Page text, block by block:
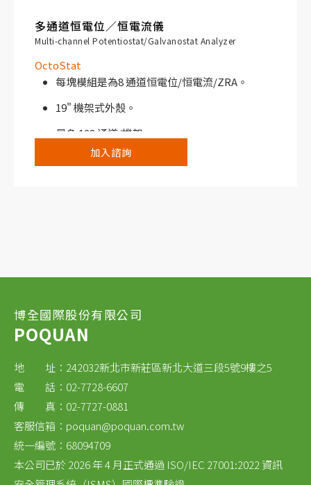
多通道恒電位／恒電流儀
Multi-channel Potentiostat/Galvanostat Analyzer
OctoStat
每塊模組是為8 通道恒電位/恒電流/ZRA。
19" 機架式外殼。
最多 128 通道/機架。
經濟實惠的高規格電化學測試系統。
加入諮詢
博全國際股份有限公司
POQUAN
地 址：242032新北市新莊區新北大道三段5號9樓之5
電 話：02-7728-6607
傳 真：02-7727-0881
客服信箱： poquan@poquan.com.tw
統一編號：68094709
本公司已於 2026 年 4 月正式通過 ISO/IEC 27001:2022 資訊